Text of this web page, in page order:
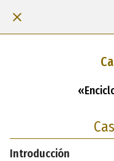
Introducción